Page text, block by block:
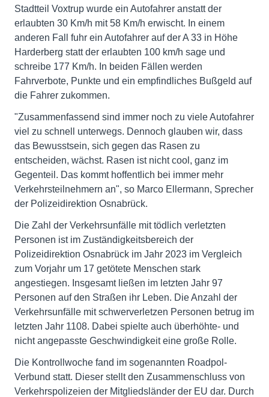
Stadtteil Voxtrup wurde ein Autofahrer anstatt der
erlaubten 30 Km/h mit 58 Km/h erwischt. In einem
anderen Fall fuhr ein Autofahrer auf der A 33 in Höhe
Harderberg statt der erlaubten 100 km/h sage und
schreibe 177 Km/h. In beiden Fällen werden
Fahrverbote, Punkte und ein empfindliches Bußgeld auf
die Fahrer zukommen.
"Zusammenfassend sind immer noch zu viele Autofahrer
viel zu schnell unterwegs. Dennoch glauben wir, dass
das Bewusstsein, sich gegen das Rasen zu
entscheiden, wächst. Rasen ist nicht cool, ganz im
Gegenteil. Das kommt hoffentlich bei immer mehr
Verkehrsteilnehmern an", so Marco Ellermann, Sprecher
der Polizeidirektion Osnabrück.
Die Zahl der Verkehrsunfälle mit tödlich verletzten
Personen ist im Zuständigkeitsbereich der
Polizeidirektion Osnabrück im Jahr 2023 im Vergleich
zum Vorjahr um 17 getötete Menschen stark
angestiegen. Insgesamt ließen im letzten Jahr 97
Personen auf den Straßen ihr Leben. Die Anzahl der
Verkehrsunfälle mit schwerverletzen Personen betrug im
letzten Jahr 1108. Dabei spielte auch überhöhte- und
nicht angepasste Geschwindigkeit eine große Rolle.
Die Kontrollwoche fand im sogenannten Roadpol-
Verbund statt. Dieser stellt den Zusammenschluss von
Verkehrspolizeien der Mitgliedsländer der EU dar. Durch